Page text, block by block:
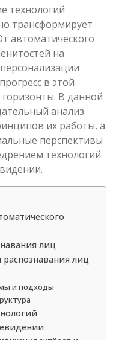
технологий
трансформирует
автоматического
на
в этой
В данной
анализ
их работы, а
перспективы
технологий
лиц
лиц
и подходы